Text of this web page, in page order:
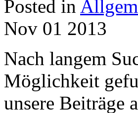
Posted in
Nov 01 2013
Nach langem
Möglichkeit
unsere Beiträge